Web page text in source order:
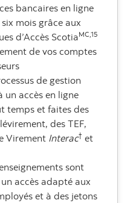
bancaires en ligne
mois grâce aux
d’Accès ScotiaMC,15
de vos comptes
de gestion
un accès en ligne
temps et faites des
des TEF,
Virement Interac† et
sont
accès adapté aux
et à des jetons